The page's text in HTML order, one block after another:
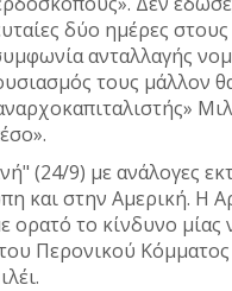
δύο ημέρες
ανταλλαγής
τους μάλλον
(24/9) με ανάλογες
και στην Αμερική. Η
ορατό το κίνδυνο
Περονικού